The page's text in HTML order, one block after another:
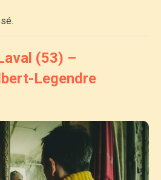
(53) –
Legendre